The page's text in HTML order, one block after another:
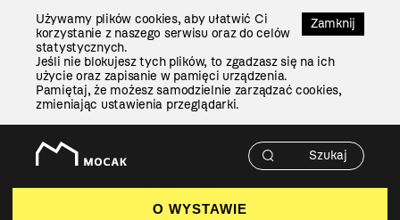
Zamknij
Używamy plików cookies, aby ułatwić Ci
korzystanie z naszego serwisu oraz do celów
statystycznych.
Jeśli nie blokujesz tych plików, to zgadzasz się na ich
użycie oraz zapisanie w pamięci urządzenia.
Pamiętaj, że możesz samodzielnie zarządzać cookies,
zmieniając ustawienia przeglądarki.
O WYSTAWIE